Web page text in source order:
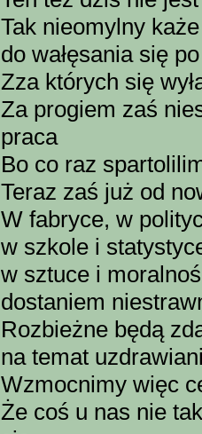
Tak nieomylny
do wałęsania się
Zza których się
Za progiem zaś
praca
Bo co raz
Teraz zaś już od
W fabryce, w
w szkole i
w sztuce i
dostaniem
Rozbieżne będą
na temat
Wzmocnimy więc
Że coś u nas nie